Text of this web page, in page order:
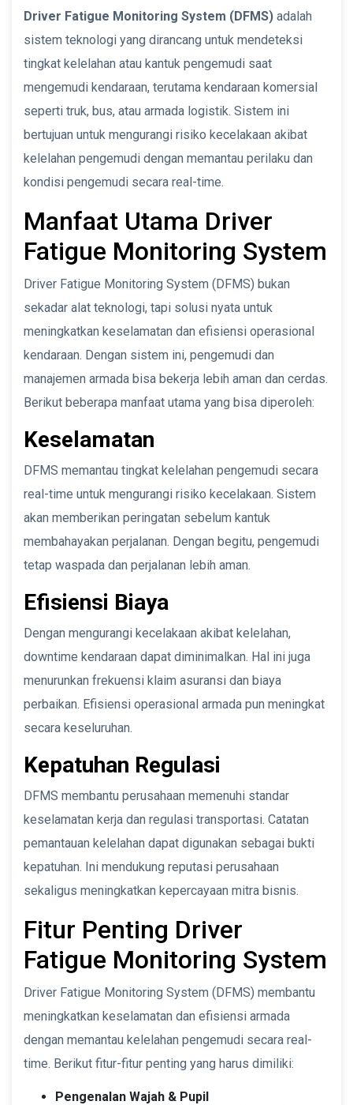
Driver Fatigue Monitoring System (DFMS) adalah
sistem teknologi yang dirancang untuk mendeteksi
tingkat kelelahan atau kantuk pengemudi saat
mengemudi kendaraan, terutama kendaraan komersial
seperti truk, bus, atau armada logistik. Sistem ini
bertujuan untuk mengurangi risiko kecelakaan akibat
kelelahan pengemudi dengan memantau perilaku dan
kondisi pengemudi secara real-time.
Manfaat Utama Driver
Fatigue Monitoring System
Driver Fatigue Monitoring System (DFMS) bukan
sekadar alat teknologi, tapi solusi nyata untuk
meningkatkan keselamatan dan efisiensi operasional
kendaraan. Dengan sistem ini, pengemudi dan
manajemen armada bisa bekerja lebih aman dan cerdas.
Berikut beberapa manfaat utama yang bisa diperoleh:
Keselamatan
DFMS memantau tingkat kelelahan pengemudi secara
real-time untuk mengurangi risiko kecelakaan. Sistem
akan memberikan peringatan sebelum kantuk
membahayakan perjalanan. Dengan begitu, pengemudi
tetap waspada dan perjalanan lebih aman.
Efisiensi Biaya
Dengan mengurangi kecelakaan akibat kelelahan,
downtime kendaraan dapat diminimalkan. Hal ini juga
menurunkan frekuensi klaim asuransi dan biaya
perbaikan. Efisiensi operasional armada pun meningkat
secara keseluruhan.
Kepatuhan Regulasi
DFMS membantu perusahaan memenuhi standar
keselamatan kerja dan regulasi transportasi. Catatan
pemantauan kelelahan dapat digunakan sebagai bukti
kepatuhan. Ini mendukung reputasi perusahaan
sekaligus meningkatkan kepercayaan mitra bisnis.
Fitur Penting Driver
Fatigue Monitoring System
Driver Fatigue Monitoring System (DFMS) membantu
meningkatkan keselamatan dan efisiensi armada
dengan memantau kelelahan pengemudi secara real-
time. Berikut fitur-fitur penting yang harus dimiliki:
Pengenalan Wajah & Pupil